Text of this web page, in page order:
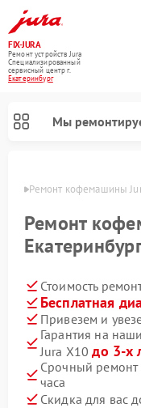
FIX-JURA
Ремонт устройств Jura
Специализированный
cервисный центр г.
Екатеринбург
Мы
Ремонт кофемашины
Ремонт
Стоимость
Бесплатная
Привезем и
Гарантия на
Jura X10до 3-х
Срочный ремонт
часа
Скидка для вас